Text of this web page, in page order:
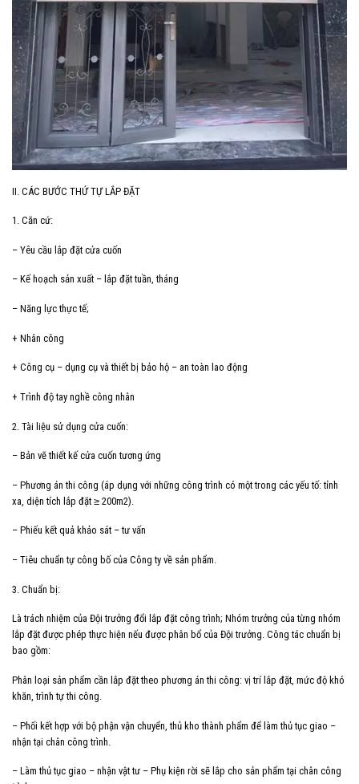
II. CÁC BƯỚC THỨ TỰ LẮP ĐẶT
1. Căn cứ:
– Yêu cầu lắp đặt cửa cuốn
– Kế hoạch sản xuất – lắp đặt tuần, tháng
– Năng lực thực tế;
+ Nhân công
+ Công cụ – dụng cụ và thiết bị bảo hộ – an toàn lao động
+ Trình độ tay nghề công nhân
2. Tài liệu sử dụng cửa cuốn:
– Bản vẽ thiết kế cửa cuốn tương ứng
– Phương án thi công (áp dụng với những công trình có một trong các yếu tố: tỉnh
xa, diện tích lắp đặt ≥ 200m2).
– Phiếu kết quả khảo sát – tư vấn
– Tiêu chuẩn tự công bố của Công ty về sản phẩm.
3. Chuẩn bị:
Là trách nhiệm của Đội trưởng đổi lắp đặt công trình; Nhóm trưởng của từng nhóm
lắp đặt được phép thực hiện nếu được phân bổ của Đội trưởng. Công tác chuẩn bị
bao gồm:
Phân loại sản phẩm cần lắp đặt theo phương án thi công: vị trí lắp đặt, mức độ khó
khăn, trình tự thi công.
– Phối kết hợp với bộ phận vận chuyển, thủ kho thành phẩm để làm thủ tục giao –
nhận tại chân công trình.
– Làm thủ tục giao – nhận vật tư – Phụ kiện rời sẽ lắp cho sản phẩm tại chân công